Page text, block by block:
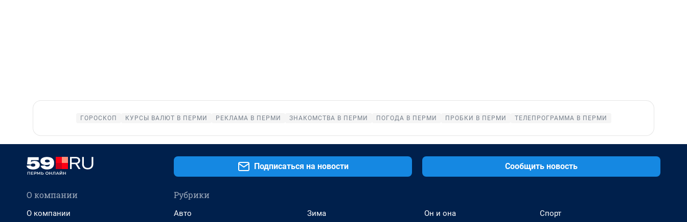
ГОРОСКОП КУРСЫ ВАЛЮТ В ПЕРМИ РЕКЛАМА В ПЕРМИ ЗНАКОМСТВА В ПЕРМИ ПОГОДА В ПЕРМИ ПРОБКИ В ПЕРМИ ТЕЛЕПРОГРАММА В ПЕРМИ
Подписаться на новости Сообщить новость
О компании
О компании
Рубрики
Авто
Зима
Он и она
Спорт